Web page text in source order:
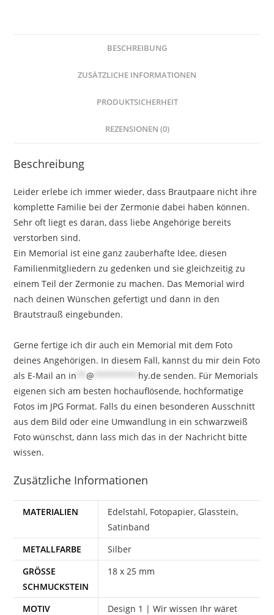
BESCHREIBUNG
ZUSÄTZLICHE INFORMATIONEN
PRODUKTSICHERHEIT
REZENSIONEN (0)
Beschreibung
Leider erlebe ich immer wieder, dass Brautpaare nicht ihre
komplette Familie bei der Zermonie dabei haben können.
Sehr oft liegt es daran, dass liebe Angehörige bereits
verstorben sind. ⁣
⁣Ein Memorial ist eine ganz zauberhafte Idee, diesen
Familienmitgliedern zu gedenken und sie gleichzeitig zu
einem Teil der Zermonie zu machen.⁣ Das Memorial wird
nach deinen Wünschen gefertigt und dann in den
Brautstrauß eingebunden.
⁣Gerne fertige ich dir auch ein Memorial mit dem Foto
deines Angehörigen. In diesem Fall, kannst du mir dein Foto
als E-Mail an in **@ hy.de senden. Für Memorials
eigenen sich am besten hochauflösende, hochformatige
Fotos im JPG Format. Falls du einen besonderen Ausschnitt
aus dem Bild oder eine Umwandlung in ein schwarzweiß
Foto wünschst, dann lass mich das in der Nachricht bitte
wissen.
Zusätzliche Informationen
MATERIALIEN
Edelstahl, Fotopapier, Glasstein,
Satinband
METALLFARBE
Silber
GRÖSSE S
CHMUCKSTEIN
18 x 25 mm
MOTIV
Design 1 | Wir wissen Ihr wäret